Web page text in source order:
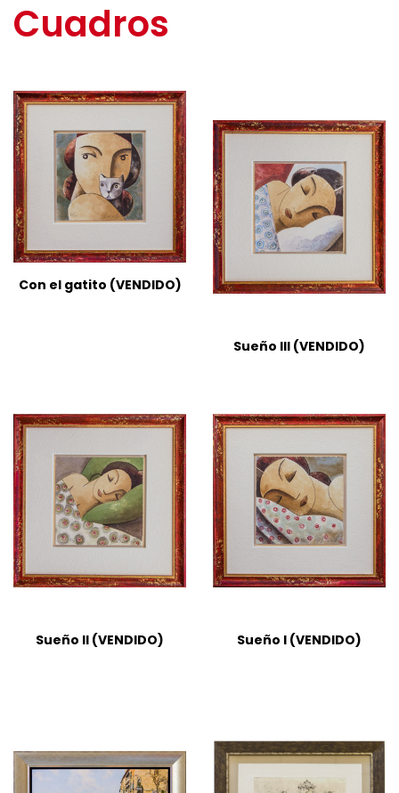
Cuadros
Con el gatito (VENDIDO)
Sueño III (VENDIDO)
Sueño II (VENDIDO) Sueño I (VENDIDO)